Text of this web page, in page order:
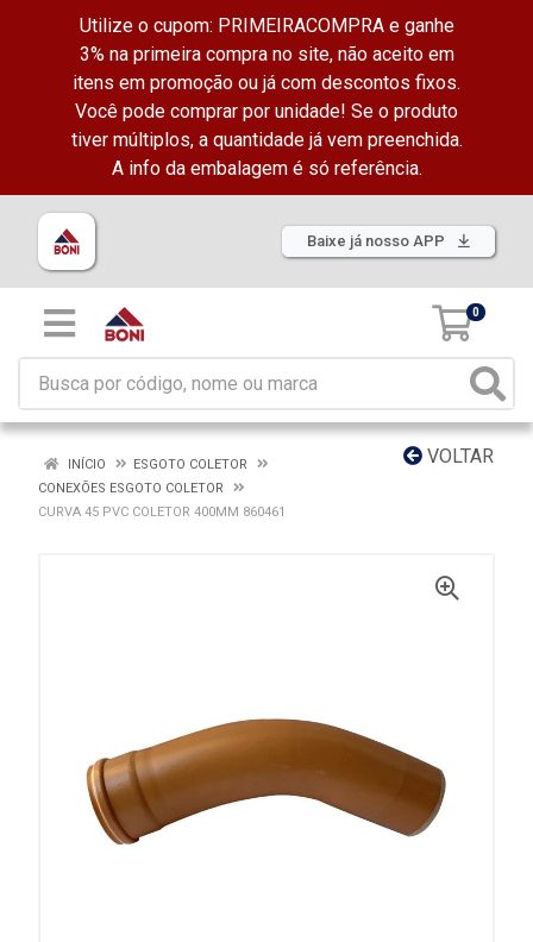
Utilize o cupom: PRIMEIRACOMPRA e ganhe
3% na primeira compra no site, não aceito em
itens em promoção ou já com descontos fixos.
Você pode comprar por unidade! Se o produto
tiver múltiplos, a quantidade já vem preenchida.
A info da embalagem é só referência.
Baixe já nosso APP
0
VOLTAR
INÍCIO
ESGOTO COLETOR
CONEXÕES ESGOTO COLETOR
CURVA 45 PVC COLETOR 400MM 860461